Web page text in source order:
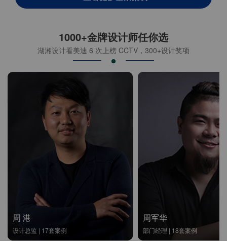
1000+金牌设计师任你选
湖湘设计看美迪 6 次上榜 CCTV，300+设计奖项
周 港
设计总监 | 17套案例
周军华
部门经理 | 18套案例